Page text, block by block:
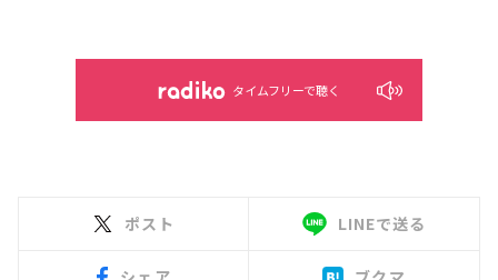
タイムフリーで聴く
ポスト LINEで送る